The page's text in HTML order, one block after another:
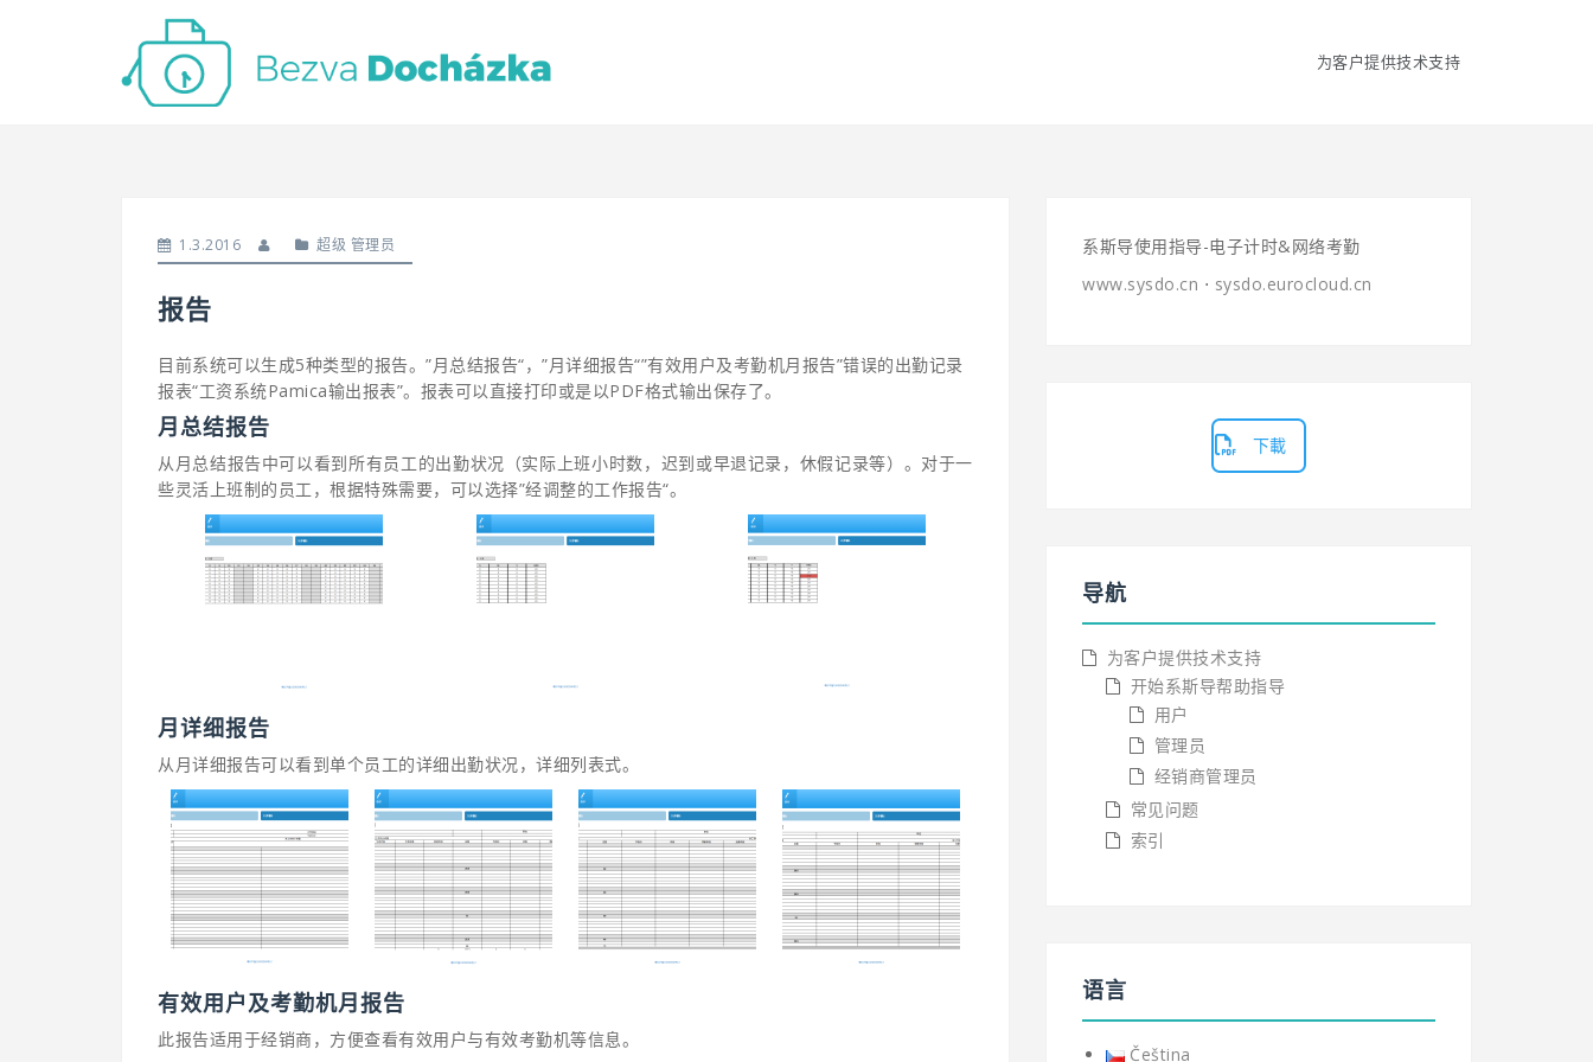
为客户提供技术支持
1.3.2016 超级 管理员
报告
目前系统可以生成5种类型的报告。”月总结报告“，”月详细报告“”有效用户及考勤机月报告”错误的出勤记录
报表“工资系统Pamica输出报表”。报表可以直接打印或是以PDF格式输出保存了。
月总结报告
从月总结报告中可以看到所有员工的出勤状况（实际上班小时数，迟到或早退记录，休假记录等）。对于一
些灵活上班制的员工，根据特殊需要，可以选择”经调整的工作报告“。
月详细报告
从月详细报告可以看到单个员工的详细出勤状况，详细列表式。
有效用户及考勤机月报告
此报告适用于经销商，方便查看有效用户与有效考勤机等信息。
系斯导使用指导-电子计时&网络考勤
www.sysdo.cn ⋅ sysdo.eurocloud.cn
下載
导航
为客户提供技术支持
开始系斯导帮助指导
用户
管理员
经销商管理员
常见问题
索引
语言
Čeština